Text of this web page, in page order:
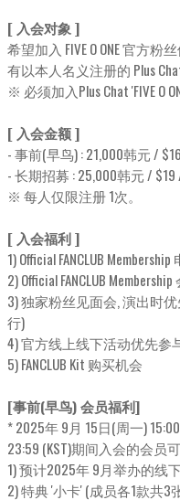
[ 入会对象 ]
希望加入 FIVE O ONE 官方
有以本人名义注册的 Plus
※ 必须加入Plus Chat 'FIVE O
[ 入会金额 ]
- 事前(早鸟) : 21,000韩元 /
- 长期招募 : 25,000韩元 / $19
※ 每人仅限注册 1次。
[ 入会福利 ]
1) Official FANCLUB
2) Official FANCLUB
3) 独家粉丝见面会, 演出时
行)
4) 官方线上线下活动优先参
5) FANCLUB Kit 购买机会
[事前(早鸟) 会员福利]
* 2025年 9月 15日(周一)
23:59 (KST)期间入会的会员
1) 预计2025年 9月举办的线
2) 特典 '小卡' (成员各1款共3